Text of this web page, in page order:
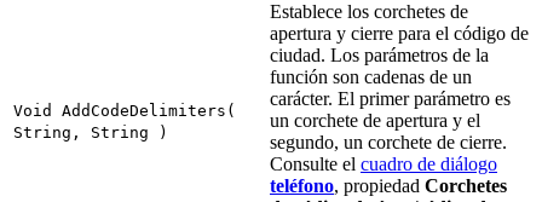
Void AddCodeDelimiters(
String, String )
Establece los corchetes de
apertura y cierre para el código de
ciudad. Los parámetros de la
función son cadenas de un
carácter. El primer parámetro es
un corchete de apertura y el
segundo, un corchete de cierre.
Consulte el cuadro de diálogo
teléfono, propiedad Corchetes